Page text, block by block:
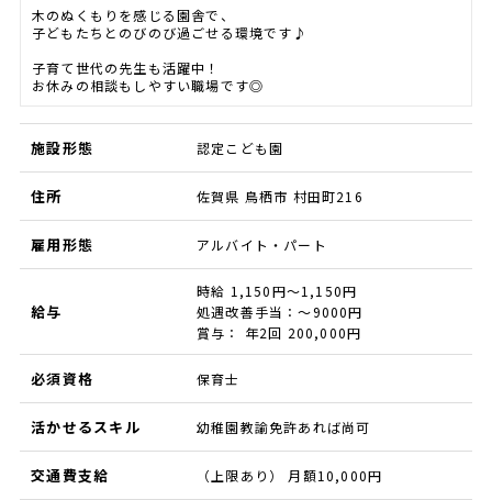
木のぬくもりを感じる園舎で、
子どもたちとのびのび過ごせる環境です♪
子育て世代の先生も活躍中！
お休みの相談もしやすい職場です◎
施設形態 認定こども園
住所 佐賀県 鳥栖市 村田町216
雇用形態 アルバイト・パート
給与
時給 1,150円～1,150円
処遇改善手当：～9000円
賞与： 年2回 200,000円
必須資格 保育士
活かせるスキル 幼稚園教諭免許あれば尚可
交通費支給 （上限あり） 月額10,000円